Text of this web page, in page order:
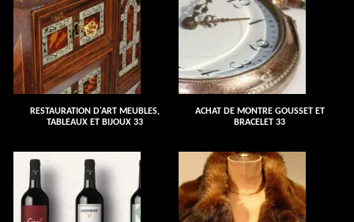
RESTAURATION D'ART MEUBLES,
TABLEAUX ET BIJOUX 33
ACHAT DE MONTRE GOUSSET ET
BRACELET 33